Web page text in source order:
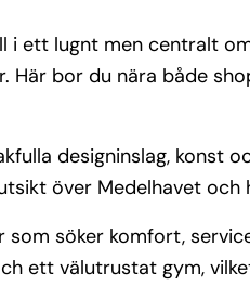
ett lugnt men centralt
Här bor du nära både
designinslag, konst
över Medelhavet och
söker komfort,
ett välutrustat gym,